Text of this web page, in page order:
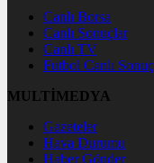
Canlı Borsa
Canlı Sonuçlar
Canlı TV
Futbol Canlı
MULTİMEDYA
Gazeteler
Hava Durumu
Haber Gönder